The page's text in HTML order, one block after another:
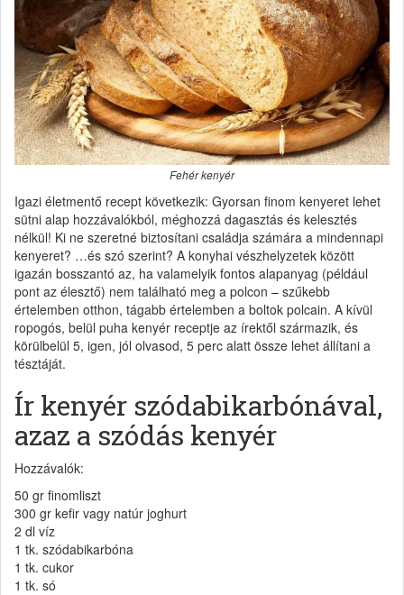
Fehér kenyér
Igazi életmentő recept következik: Gyorsan finom kenyeret lehet
sütni alap hozzávalókból, méghozzá dagasztás és kelesztés
nélkül! Ki ne szeretné biztosítani családja számára a mindennapi
kenyeret? …és szó szerint? A konyhai vészhelyzetek között
igazán bosszantó az, ha valamelyik fontos alapanyag (például
pont az élesztő) nem található meg a polcon – szűkebb
értelemben otthon, tágabb értelemben a boltok polcain. A kívül
ropogós, belül puha kenyér receptje az írektől származik, és
körülbelül 5, igen, jól olvasod, 5 perc alatt össze lehet állítani a
tésztáját.
Ír kenyér szódabikarbónával,
azaz a szódás kenyér
Hozzávalók:
50 gr finomliszt
300 gr kefir vagy natúr joghurt
2 dl víz
1 tk. szódabikarbóna
1 tk. cukor
1 tk. só